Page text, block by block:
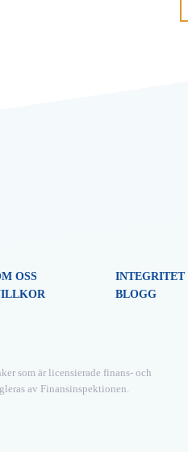
OSS
INTEGRITET
BLOGG
som är licensierade finans- och
av Finansinspektionen.